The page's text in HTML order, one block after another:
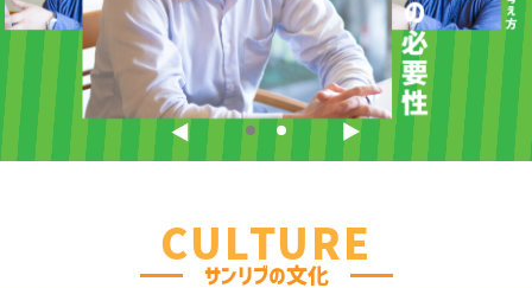
CULTURE
サンリブの文化